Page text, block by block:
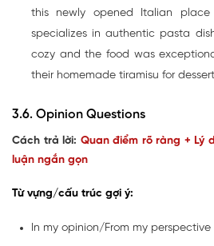
this newly opened Italian
specializes in authentic pasta
cozy and the food was
their homemade tiramisu for
3.6. Opinion Questions
Cách trả lời: Quan điểm rõ ràng + Lý
luận ngắn gọn
Từ vựng/cấu trúc gợi ý:
In my opinion/From my perspective